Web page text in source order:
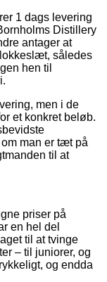
1 dags levering
Distillery
antager at
således
hen til
men i de
et konkret beløb.
man er tæt på
til at
priser på
en hel del
til at tvinge
– til juniorer, og
og endda